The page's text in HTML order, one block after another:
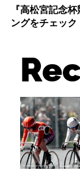
『高松宮記念
ングをチェッ